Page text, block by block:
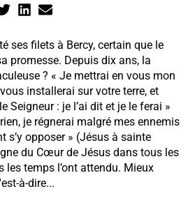
ses filets à Bercy, certain que le
promesse. Depuis dix ans, la
? « Je mettrai en vous mon
installerai sur votre terre, et
Seigneur : je l’ai dit et je le ferai »
je régnerai malgré mes ennemis
s’y opposer » (Jésus à sainte
du Cœur de Jésus dans tous les
temps l’ont attendu. Mieux
à-dire...